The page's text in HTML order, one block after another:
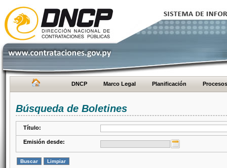
DNCP Marco Legal Planificación Procesos
Búsqueda de Boletines
Título:
Emisión desde: